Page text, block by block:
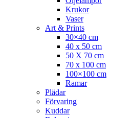
Krukor
Vaser
Art & Prints
30×40 cm
40 x 50 cm
50 X 70 cm
70 x 100 cm
100×100 cm
Ramar
Plädar
Förvaring
Kuddar